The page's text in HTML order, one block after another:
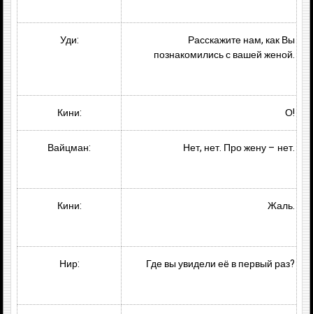
Уди:
Расскажите нам, как Вы
познакомились с вашей женой.
Кини: О!
Вайцман: Нет, нет. Про жену – нет.
Кини: Жаль.
Нир: Где вы увидели её в первый раз?